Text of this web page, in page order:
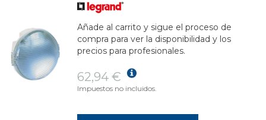
Añade al carrito y sigue el proceso de
compra para ver la disponibilidad y los
precios para profesionales.
62,94 €
Impuestos no incluidos.